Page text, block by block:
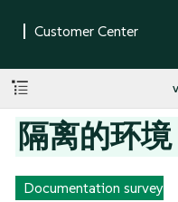
隔离的环境
Documentation survey